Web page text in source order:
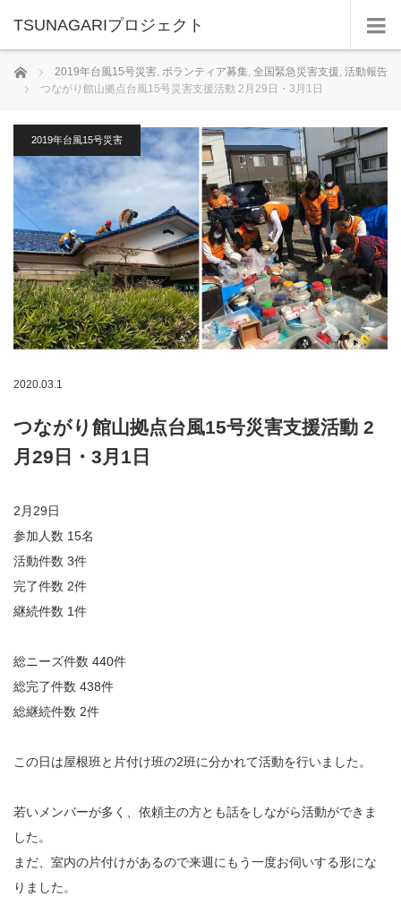
TSUNAGARIプロジェクト
ホーム 2019年台風15号災害, ボランティア募集, 全国緊急災害支援, 活動報告
つながり館山拠点台風15号災害支援活動 2月29日・3月1日
2019年台風15号災害
2020.03.1
つながり館山拠点台風15号災害支援活動 2
月29日・3月1日
2月29日
参加人数 15名
活動件数 3件
完了件数 2件
継続件数 1件
総ニーズ件数 440件
総完了件数 438件
総継続件数 2件
この日は屋根班と片付け班の2班に分かれて活動を行いました。
若いメンバーが多く、依頼主の方とも話をしながら活動ができま
した。
まだ、室内の片付けがあるので来週にもう一度お伺いする形にな
りました。